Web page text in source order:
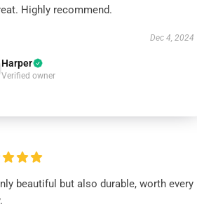
Highly recommend.
Dec 4, 2024
Harper
Verified owner
beautiful but also durable, worth every